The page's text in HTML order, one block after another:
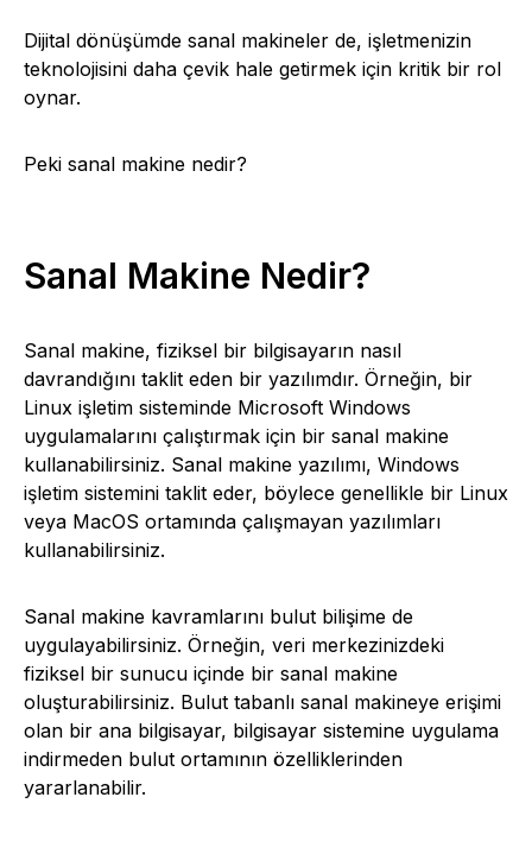
Dijital dönüşümde sanal makineler de, işletmenizin
teknolojisini daha çevik hale getirmek için kritik bir rol
oynar.
Peki sanal makine nedir?
Sanal Makine Nedir?
Sanal makine, fiziksel bir bilgisayarın nasıl
davrandığını taklit eden bir yazılımdır. Örneğin, bir
Linux işletim sisteminde Microsoft Windows
uygulamalarını çalıştırmak için bir sanal makine
kullanabilirsiniz. Sanal makine yazılımı, Windows
işletim sistemini taklit eder, böylece genellikle bir Linux
veya MacOS ortamında çalışmayan yazılımları
kullanabilirsiniz.
Sanal makine kavramlarını bulut bilişime de
uygulayabilirsiniz. Örneğin, veri merkezinizdeki
fiziksel bir sunucu içinde bir sanal makine
oluşturabilirsiniz. Bulut tabanlı sanal makineye erişimi
olan bir ana bilgisayar, bilgisayar sistemine uygulama
indirmeden bulut ortamının özelliklerinden
yararlanabilir.